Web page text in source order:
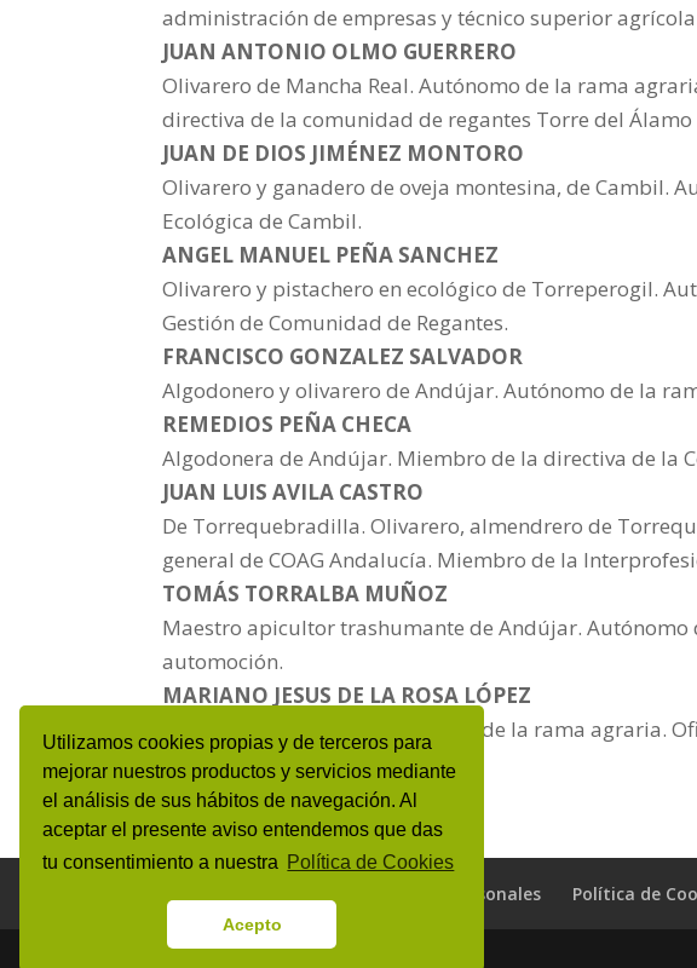
Utilizamos cookies propias y de terceros para
mejorar nuestros productos y servicios mediante
el análisis de sus hábitos de navegación. Al
aceptar el presente aviso entendemos que das
tu consentimiento a nuestra Política de Cookies
Acepto
administración de empresas y técnico superior
JUAN ANTONIO OLMO GUERRERO
Olivarero de Mancha Real. Autónomo de la rama
directiva de la comunidad de regantes Torre del
JUAN DE DIOS JIMÉNEZ MONTORO
Olivarero y ganadero de oveja montesina, de Cambil.
Ecológica de Cambil.
ANGEL MANUEL PEÑA SANCHEZ
Olivarero y pistachero en ecológico de Torreperogil.
Gestión de Comunidad de Regantes.
FRANCISCO GONZALEZ SALVADOR
Algodonero y olivarero de Andújar. Autónomo de la
REMEDIOS PEÑA CHECA
Algodonera de Andújar. Miembro de la directiva de la
JUAN LUIS AVILA CASTRO
De Torrequebradilla. Olivarero, almendrero de
general de COAG Andalucía. Miembro de la
TOMÁS TORRALBA MUÑOZ
Maestro apicultor trashumante de Andújar. Autónomo
automoción.
MARIANO JESUS DE LA ROSA LÓPEZ
Olivarero de Porcuna. Autónomo de la rama agraria.
Aviso Legal y Protección de datos personales Política de